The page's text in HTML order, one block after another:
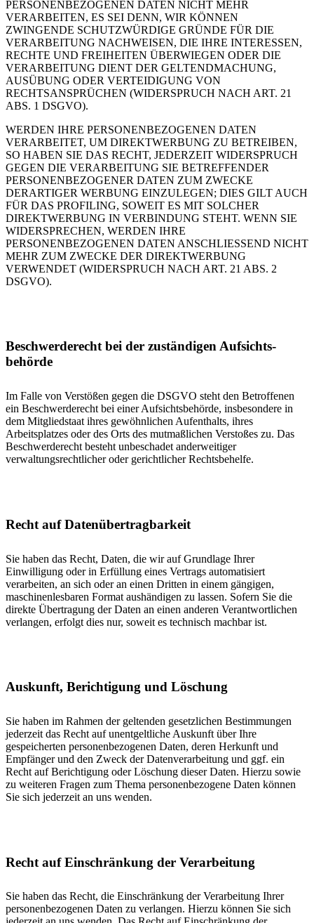
PERSONENBEZOGENEN DATEN NICHT MEHR
VERARBEITEN, ES SEI DENN, WIR KÖNNEN
ZWINGENDE SCHUTZWÜRDIGE GRÜNDE FÜR DIE
VERARBEITUNG NACHWEISEN, DIE IHRE INTERESSEN,
RECHTE UND FREIHEITEN ÜBERWIEGEN ODER DIE
VERARBEITUNG DIENT DER GELTENDMACHUNG,
AUSÜBUNG ODER VERTEIDIGUNG VON
RECHTSANSPRÜCHEN (WIDERSPRUCH NACH ART. 21
ABS. 1 DSGVO).
WERDEN IHRE PERSONENBEZOGENEN DATEN
VERARBEITET, UM DIREKTWERBUNG ZU BETREIBEN,
SO HABEN SIE DAS RECHT, JEDERZEIT WIDERSPRUCH
GEGEN DIE VERARBEITUNG SIE BETREFFENDER
PERSONENBEZOGENER DATEN ZUM ZWECKE
DERARTIGER WERBUNG EINZULEGEN; DIES GILT AUCH
FÜR DAS PROFILING, SOWEIT ES MIT SOLCHER
DIREKTWERBUNG IN VERBINDUNG STEHT. WENN SIE
WIDERSPRECHEN, WERDEN IHRE
PERSONENBEZOGENEN DATEN ANSCHLIESSEND NICHT
MEHR ZUM ZWECKE DER DIREKTWERBUNG
VERWENDET (WIDERSPRUCH NACH ART. 21 ABS. 2
DSGVO).
Beschwerde­recht bei der zuständigen Aufsichts­
behörde
Im Falle von Verstößen gegen die DSGVO steht den Betroffenen
ein Beschwerderecht bei einer Aufsichtsbehörde, insbesondere in
dem Mitgliedstaat ihres gewöhnlichen Aufenthalts, ihres
Arbeitsplatzes oder des Orts des mutmaßlichen Verstoßes zu. Das
Beschwerderecht besteht unbeschadet anderweitiger
verwaltungsrechtlicher oder gerichtlicher Rechtsbehelfe.
Recht auf Daten­übertrag­barkeit
Sie haben das Recht, Daten, die wir auf Grundlage Ihrer
Einwilligung oder in Erfüllung eines Vertrags automatisiert
verarbeiten, an sich oder an einen Dritten in einem gängigen,
maschinenlesbaren Format aushändigen zu lassen. Sofern Sie die
direkte Übertragung der Daten an einen anderen Verantwortlichen
verlangen, erfolgt dies nur, soweit es technisch machbar ist.
Auskunft, Berichtigung und Löschung
Sie haben im Rahmen der geltenden gesetzlichen Bestimmungen
jederzeit das Recht auf unentgeltliche Auskunft über Ihre
gespeicherten personenbezogenen Daten, deren Herkunft und
Empfänger und den Zweck der Datenverarbeitung und ggf. ein
Recht auf Berichtigung oder Löschung dieser Daten. Hierzu sowie
zu weiteren Fragen zum Thema personenbezogene Daten können
Sie sich jederzeit an uns wenden.
Recht auf Einschränkung der Verarbeitung
Sie haben das Recht, die Einschränkung der Verarbeitung Ihrer
personenbezogenen Daten zu verlangen. Hierzu können Sie sich